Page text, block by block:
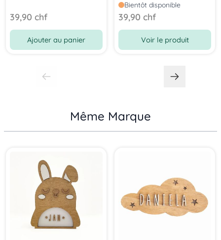
39,90 chf
Ajouter au panier
Bientôt disponible
39,90 chf
Voir le produit
Même Marque